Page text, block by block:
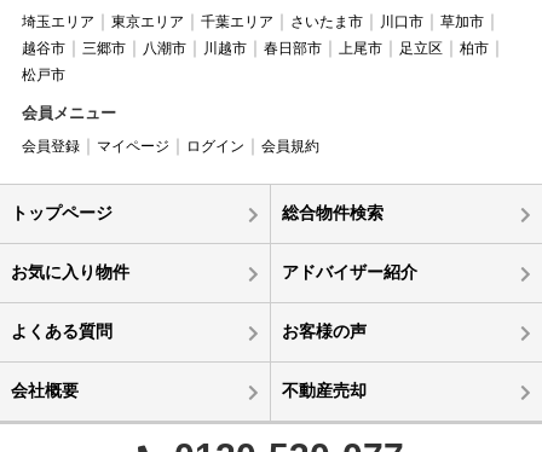
埼玉エリア 東京エリア 千葉エリア さいたま市 川口市
草加市
越谷市
三郷市 八潮市 川越市 春日部市 上尾市 足立区
柏市
松戸市
会員メニュー
会員登録 マイページ ログイン 会員規約
トップページ 総合物件検索
お気に入り物件 アドバイザー紹介
よくある質問 お客様の声
会社概要 不動産売却